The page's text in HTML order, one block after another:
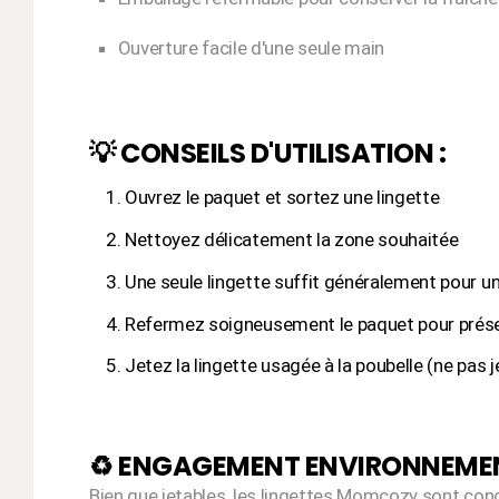
Ouverture facile d'une seule main
💡 CONSEILS D'UTILISATION :
Ouvrez le paquet et sortez une lingette
Nettoyez délicatement la zone souhaitée
Une seule lingette suffit généralement pour
Refermez soigneusement le paquet pour
Jetez la lingette usagée à la poubelle (ne
♻️ ENGAGEMENT